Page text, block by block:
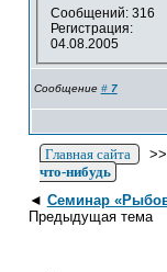
Сообщений: 316
Регистрация:
04.08.2005
Сообщение # 7
Главная сайта
что-нибудь
◄ Семинар
Предыдущая тема